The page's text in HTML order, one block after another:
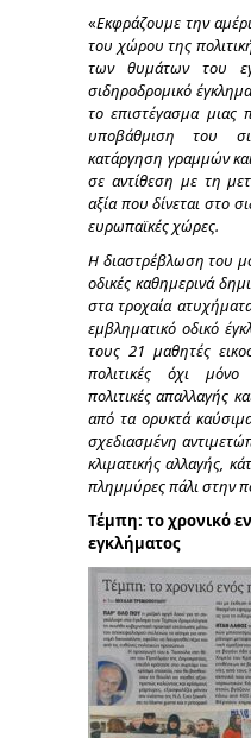
«Εκφράζουμε την
του χώρου της
των θυμάτων του
σιδηροδρομικό
το επιστέγασμα μιας
υποβάθμιση του
κατάργηση γραμμών
σε αντίθεση με τη
αξία που δίνεται στο
ευρωπαϊκές χώρες.
Η διαστρέβλωση του
οδικές καθημερινά
στα τροχαία
εμβληματικό οδικό
τους 21 μαθητές
πολιτικές όχι
πολιτικές απαλλαγής
από τα ορυκτά
σχεδιασμένη
κλιματικής αλλαγής,
πλημμύρες πάλι στην
Τέμπη: το χρονικό
εγκλήματος